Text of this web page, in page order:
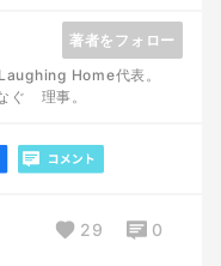
著者をフォロー
Home代表。
ぐ 理事。
29 0